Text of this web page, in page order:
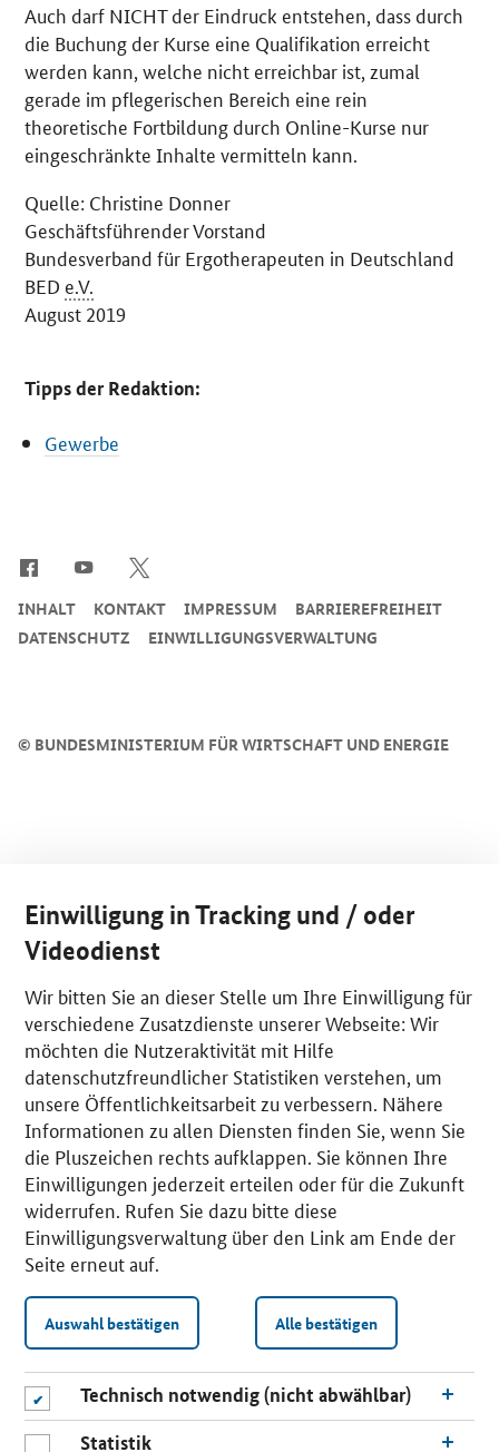
Auch darf NICHT der Eindruck entstehen, dass durch
die Buchung der Kurse eine Qualifikation erreicht
werden kann, welche nicht erreichbar ist, zumal
gerade im pflegerischen Bereich eine rein
theoretische Fortbildung durch Online-Kurse nur
eingeschränkte Inhalte vermitteln kann.
Quelle: Christine Donner
Geschäftsführender Vorstand
Bundesverband für Ergotherapeuten in Deutschland
BED e.V.
August 2019
Tipps der Redaktion:
Gewerbe
© BUNDESMINISTERIUM FÜR WIRTSCHAFT UND ENERGIE
INHALT KONTAKT IMPRESSUM
BARRIEREFREIHEIT
DATENSCHUTZ
EINWILLIGUNGSVERWALTUNG
Einwilligung in Tracking und / oder
Videodienst
Wir bitten Sie an dieser Stelle um Ihre Einwilligung für
verschiedene Zusatzdienste unserer Webseite: Wir
möchten die Nutzeraktivität mit Hilfe
datenschutzfreundlicher Statistiken verstehen, um
unsere Öffentlichkeitsarbeit zu verbessern. Nähere
Informationen zu allen Diensten finden Sie, wenn Sie
die Pluszeichen rechts aufklappen. Sie können Ihre
Einwilligungen jederzeit erteilen oder für die Zukunft
widerrufen. Rufen Sie dazu bitte diese
Einwilligungsverwaltung über den Link am Ende der
Seite erneut auf.
Auswahl bestätigen Alle bestätigen
Technisch notwendig (nicht abwählbar)
Statistik